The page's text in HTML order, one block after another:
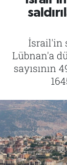
İsrail'in
Lübnan'a
sayısının
Haberler
Tercüme
İktibas
Büyük
Dergi
Tarih
Haberler
Tercüme
İktibas
Büyük
Dergi
İletişim
Trafik
Süper
Tüm
Son
Haber